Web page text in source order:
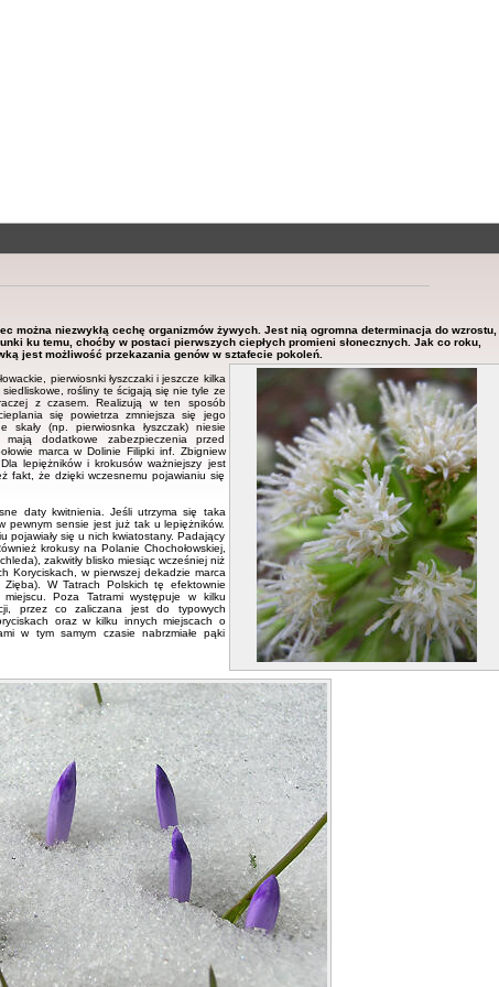
można niezwykłą cechę organizmów żywych. Jest nią ogromna determinacja do wzrostu,
ku temu, choćby w postaci pierwszych ciepłych promieni słonecznych. Jak co roku,
jest możliwość przekazania genów w sztafecie pokoleń.
pierwiosnki łyszczaki i jeszcze kilka
rośliny te ścigają się nie tyle ze
z czasem. Realizują w ten sposób
się powietrza zmniejsza się jego
(np. pierwiosnka łyszczak) niesie
dodatkowe zabezpieczenia przed
marca w Dolinie Filipki inf. Zbigniew
lepiężników i krokusów ważniejszy jest
fakt, że dzięki wczesnemu pojawianiu się
daty kwitnienia. Jeśli utrzyma się taka
pewnym sensie jest już tak u lepiężników.
pojawiały się u nich kwiatostany. Padający
krokusy na Polanie Chochołowskiej,
zakwitły blisko miesiąc wcześniej niż
Koryciskach, w pierwszej dekadzie marca
Zięba). W Tatrach Polskich tę efektownie
Poza Tatrami występuje w kilku
przez co zaliczana jest do typowych
oraz w kilku innych miejscach o
w tym samym czasie nabrzmiałe pąki